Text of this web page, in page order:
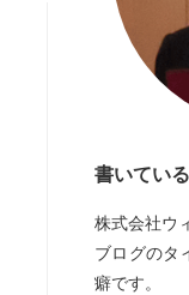
書いてい
株式会社ウ
ブログのタ
癖です。